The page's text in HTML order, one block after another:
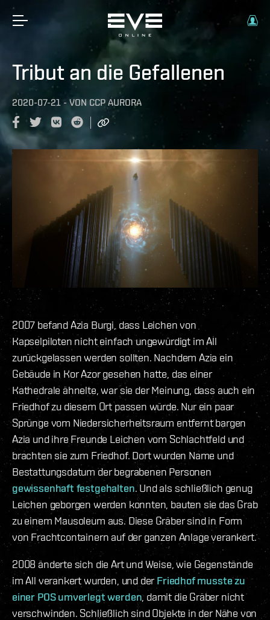
Tribut an die Gefallenen
2020-07-21 - VON CCP AURORA
2007 befand Azia Burgi, dass Leichen von
Kapselpiloten nicht einfach ungewürdigt im All
zurückgelassen werden sollten. Nachdem Azia ein
Gebäude in Kor Azor gesehen hatte, das einer
Kathedrale ähnelte, war sie der Meinung, dass auch ein
Friedhof zu diesem Ort passen würde. Nur ein paar
Sprünge vom Niedersicherheitsraum entfernt bargen
Azia und ihre Freunde Leichen vom Schlachtfeld und
brachten sie zum Friedhof. Dort wurden Name und
Bestattungsdatum der begrabenen Personen
gewissenhaft festgehalten. Und als schließlich genug
Leichen geborgen werden konnten, bauten sie das Grab
zu einem Mausoleum aus. Diese Gräber sind in Form
von Frachtcontainern auf der ganzen Anlage verankert.
2008 änderte sich die Art und Weise, wie Gegenstände
im All verankert wurden, und derFriedhof musste zu
einer POS umverlegt werden, damit die Gräber nicht
verschwinden. Schließlich sind Objekte in der Nähe von